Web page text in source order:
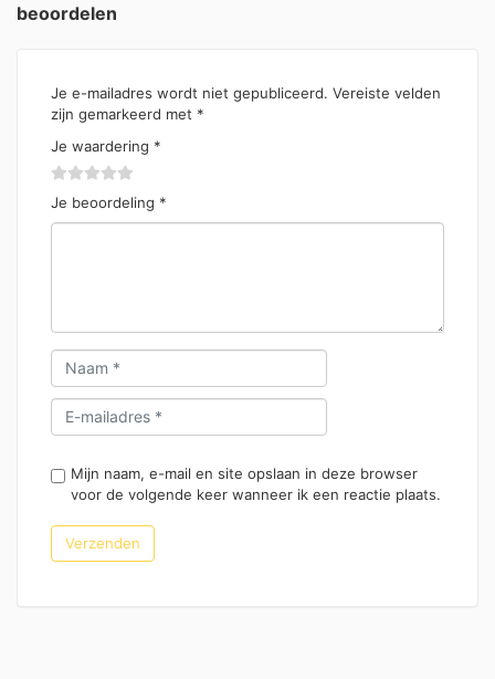
beoordelen
Je e-mailadres wordt niet gepubliceerd. Vereiste velden
zijn gemarkeerd met *
Je waardering *
Je beoordeling *
Mijn naam, e-mail en site opslaan in deze browser
voor de volgende keer wanneer ik een reactie plaats.